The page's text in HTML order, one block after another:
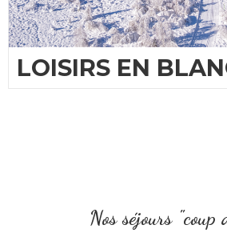
LOISIRS EN
Nos séjours